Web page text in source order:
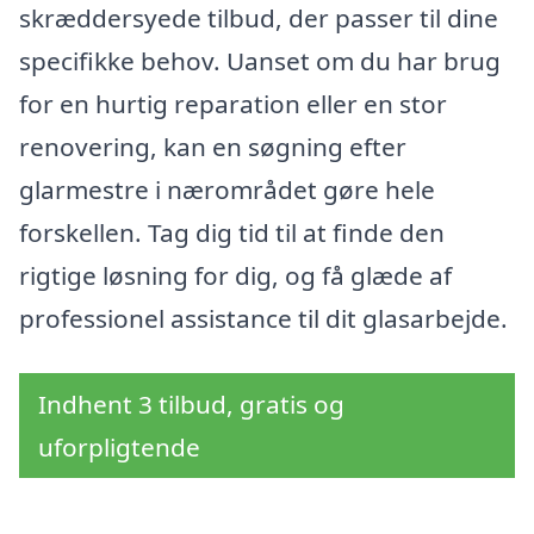
skræddersyede tilbud, der passer til dine
specifikke behov. Uanset om du har brug
for en hurtig reparation eller en stor
renovering, kan en søgning efter
glarmestre i nærområdet gøre hele
forskellen. Tag dig tid til at finde den
rigtige løsning for dig, og få glæde af
professionel assistance til dit glasarbejde.
Indhent 3 tilbud, gratis og
uforpligtende